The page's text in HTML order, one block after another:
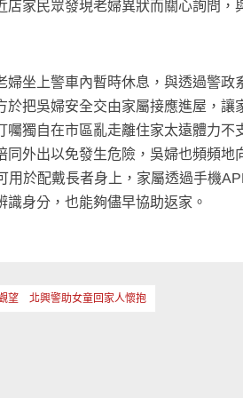
店家民眾發現老婦異狀而關心詢問，
婦坐上警車內暫時休息，與透過警
於把吳婦安全交由家屬接應進屋，
囑獨自在市區亂走離住家太遠體力
同外出以免發生危險，吳婦也頻頻
用於配戴長者身上，家屬透過手機
識身分，也能夠儘早協助返家。
望 北興警助女童回家人懷抱